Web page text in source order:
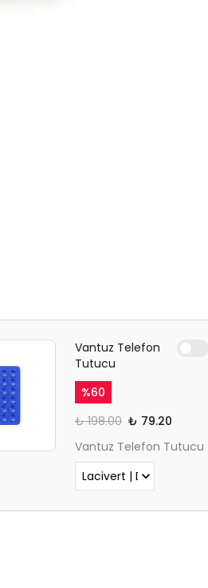
Vantuz Telefon
Tutucu
%60
₺ 198.00 ₺ 79.20
Vantuz Telefon Tutucu